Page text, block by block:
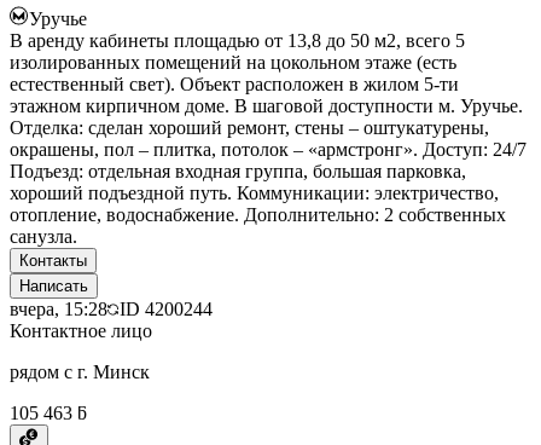
Уручье
В аренду кабинеты площадью от 13,8 до 50 м2, всего 5
изолированных помещений на цокольном этаже (есть
естественный свет). Объект расположен в жилом 5-ти
этажном кирпичном доме. В шаговой доступности м. Уручье.
Отделка: сделан хороший ремонт, стены – оштукатурены,
окрашены, пол – плитка, потолок – «армстронг». Доступ: 24/7
Подъезд: отдельная входная группа, большая парковка,
хороший подъездной путь. Коммуникации: электричество,
отопление, водоснабжение. Дополнительно: 2 собственных
санузла.
Контакты
Написать
вчера, 15:28 ID 4200244
Контактное лицо
рядом с г. Минск
105 463 ƃ